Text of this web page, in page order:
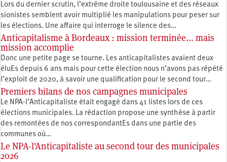
Lors du dernier scrutin, l’extrême droite toulousaine et des réseaux
sionistes semblent avoir multiplié les manipulations pour peser sur
les élections. Une affaire qui interroge le silence des…
Anticapitalisme à Bordeaux : mission terminée... mais
mission accomplie
Donc une petite page se tourne. Les anticapitalistes avaient deux
éluEs depuis 6 ans mais pour cette élection nous n’avons pas répété
l’exploit de 2020, à savoir une qualification pour le second tour…
Premiers bilans de nos campagnes municipales
Le NPA-l’Anticapitaliste était engagé dans 41 listes lors de ces
élections municipales. La rédaction propose une synthèse à partir
des remontées de nos correspondantEs dans une partie des
communes où…
Le NPA-l'Anticapitaliste au second tour des municipales
2026